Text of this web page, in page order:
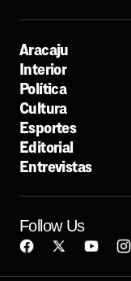
Aracaju
Interior
Política
Cultura
Esportes
Editorial
Entrevistas
Follow Us